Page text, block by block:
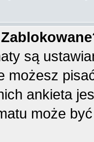
są
możesz
ankieta
może